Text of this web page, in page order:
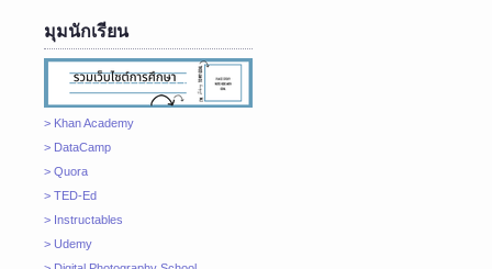
มุมนักเรียน
> Khan Academy
> DataCamp
> Quora
> TED-Ed
> Instructables
> Udemy